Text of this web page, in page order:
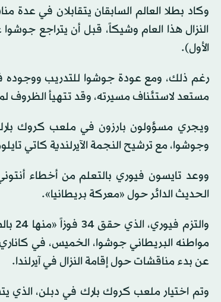
وكاد بطلا العالم السابقان يتقابلان في عدة
النزال هذا العام وشيكاً، قبل أن يتراجع
الأول).
رغم ذلك، ومع عودة جوشوا للتدريب ووجوده
مستعد لاستئناف مسيرته، وقد تتهيأ الظروف
وجوشوا، مع ترشيح النجمة الآيرلندية كاتي
ووعد تايسون فيوري بالتعلم من أخطاء
الحديث الدائر حول «معركة بريطانيا».
مواطنه البريطاني جوشوا، الخميس، في
عن بدء مناقشات حول إقامة النزال في آيرلندا.